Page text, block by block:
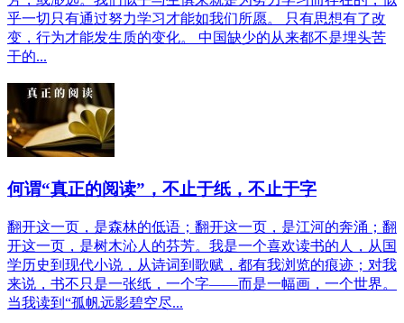
乎一切只有通过努力学习才能如我们所愿。 只有思想有了改
变，行为才能发生质的变化。 中国缺少的从来都不是埋头苦
干的...
何谓“真正的阅读”，不止于纸，不止于字
翻开这一页，是森林的低语；翻开这一页，是江河的奔涌；翻
开这一页，是树木沁人的芬芳。我是一个喜欢读书的人，从国
学历史到现代小说，从诗词到歌赋，都有我浏览的痕迹；对我
来说，书不只是一张纸，一个字——而是一幅画，一个世界。
当我读到“孤帆远影碧空尽...